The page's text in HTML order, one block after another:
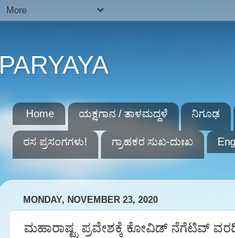
PARYAYA
Home ಯಕ್ಷಗಾನ / ತಾಳಮದ್ದಳೆ ನಿಗೂಢ
ರಸ ಪ್ರಸಂಗಗಳು! ಗ್ರಾಹಕರ ಸುಖ-ದುಃಖ
MONDAY, NOVEMBER 23, 2020
ಮಹಾರಾಷ್ಟ್ರ ಪ್ರವೇಶಕ್ಕೆ ಕೋವಿಡ್ ನೆಗೆಟಿವ್